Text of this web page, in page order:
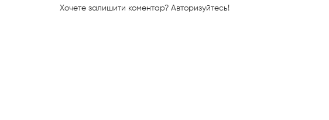
Хочете залишити коментар? Авторизуйтесь!